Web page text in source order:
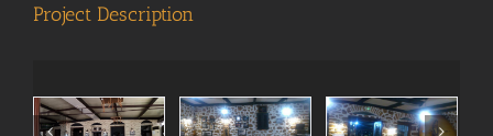
Project Description